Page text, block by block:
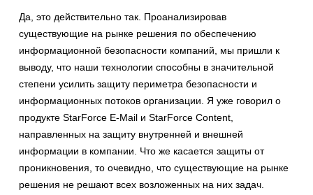
Да, это действительно так. Проанализировав
существующие на рынке решения по обеспечению
информационной безопасности компаний, мы пришли к
выводу, что наши технологии способны в значительной
степени усилить защиту периметра безопасности и
информационных потоков организации. Я уже говорил о
продукте StarForce E-Mail и StarForce Content,
направленных на защиту внутренней и внешней
информации в компании. Что же касается защиты от
проникновения, то очевидно, что существующие на рынке
решения не решают всех возложенных на них задач.